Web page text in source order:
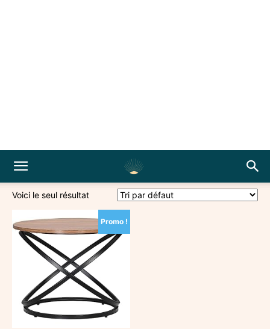
Voici le seul résultat
Promo !